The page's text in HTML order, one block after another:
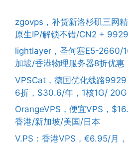
zgovps，补货新洛杉矶三网
原生IP/解锁不错/CN2 +
lightlayer，圣何塞E5-2660/
加坡/香港物理服务器8折优惠
VPSCat，德国优化线路
6折，$30.6/年，1核1G/
OrangeVPS，便宜VPS，
香港/新加坡/美国/日本
V.PS：香港VPS，€6.95/月